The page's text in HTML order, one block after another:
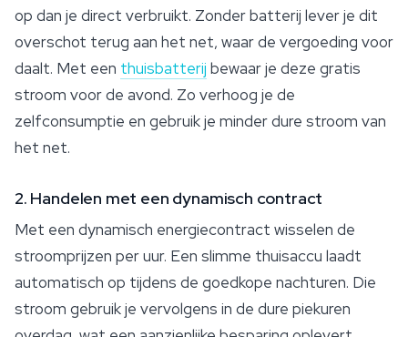
op dan je direct verbruikt. Zonder batterij lever je dit
overschot terug aan het net, waar de vergoeding voor
daalt. Met een thuisbatterij bewaar je deze gratis
stroom voor de avond. Zo verhoog je de
zelfconsumptie en gebruik je minder dure stroom van
het net.
2. Handelen met een dynamisch contract
Met een dynamisch energiecontract wisselen de
stroomprijzen per uur. Een slimme thuisaccu laadt
automatisch op tijdens de goedkope nachturen. Die
stroom gebruik je vervolgens in de dure piekuren